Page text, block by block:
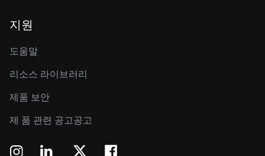
지원
도움말
리소스 라이브러리
제품 보안
제 품 관련 공고공고